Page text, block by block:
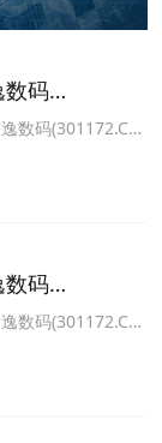
数码
数码(301172.CN)
(688651.CN)涨
报11.94元，中国
数码
数码(301172.CN)
(002298.CN)涨
报36.63元，华